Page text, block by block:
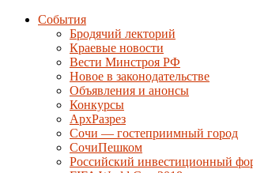
События
Бродячий лекторий
Краевые новости
Вести Минстроя РФ
Новое в законодательстве
Объявления и анонсы
Конкурсы
АрхРазрез
Сочи — гостеприимный город
СочиПешком
Российский инвестиционный